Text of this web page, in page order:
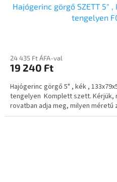
Hajógerinc görgő SZETT 5"
tengelyen
24 435 Ft ÁFA-val
19 240 Ft
Hajógerinc görgő 5" , kék ,
tengelyen Komplett szett. Kérjük,
rovatban adja meg, milyen méretű